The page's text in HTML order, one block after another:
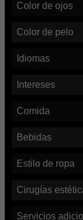
Color de ojos
Color de pelo
Idiomas
Intereses
Comida
Bebidas
Estilo de ropa
Cirugías
Servicios